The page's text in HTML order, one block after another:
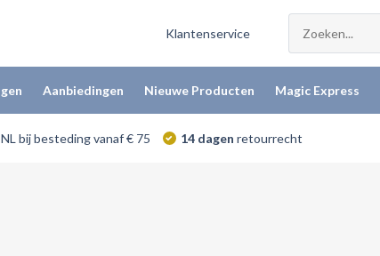
Klantenservice
Aanbiedingen Nieuwe Producten Magic Express
bij besteding vanaf € 75 14 dagen retourrecht